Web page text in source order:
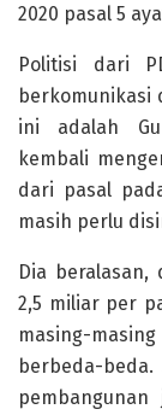
2020 pasal 5
Politisi dari
berkomunikasi
ini adalah
kembali
dari pasal
masih perlu
Dia beralasan,
2,5 miliar per
masing-
berbeda-